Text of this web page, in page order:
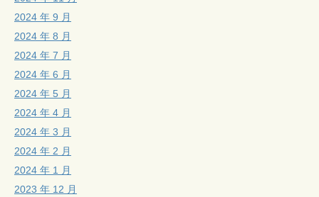
2024 年 9 月
2024 年 8 月
2024 年 7 月
2024 年 6 月
2024 年 5 月
2024 年 4 月
2024 年 3 月
2024 年 2 月
2024 年 1 月
2023 年 12 月